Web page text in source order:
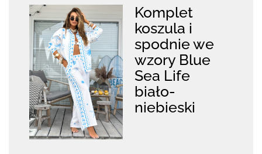
Komplet
koszula i
spodnie we
wzory Blue
Sea Life
biało-
niebieski